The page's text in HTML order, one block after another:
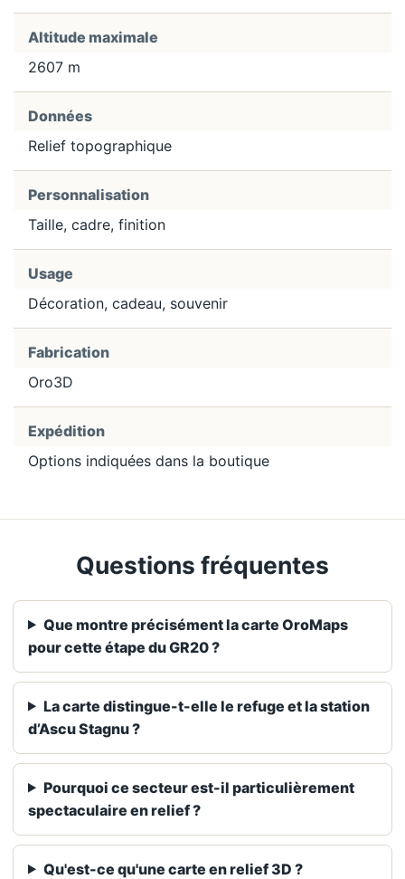
Altitude maximale
2607 m
Données
Relief topographique
Personnalisation
Taille, cadre, finition
Usage
Décoration, cadeau, souvenir
Fabrication
Oro3D
Expédition
Options indiquées dans la boutique
Questions fréquentes
Que montre précisément la carte OroMaps
pour cette étape du GR20 ?
La carte distingue-t-elle le refuge et la station
d’Ascu Stagnu ?
Pourquoi ce secteur est-il particulièrement
spectaculaire en relief ?
Qu'est-ce qu'une carte en relief 3D ?